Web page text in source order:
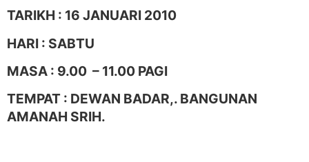
TARIKH : 16 JANUARI 2010
HARI : SABTU
MASA : 9.00 – 11.00 PAGI
TEMPAT : DEWAN BADAR,. BANGUNAN
AMANAH SRIH.